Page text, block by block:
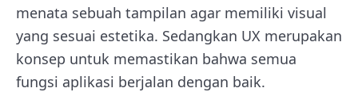
menata sebuah tampilan agar memiliki visual
yang sesuai estetika. Sedangkan UX merupakan
konsep untuk memastikan bahwa semua
fungsi aplikasi berjalan dengan baik.